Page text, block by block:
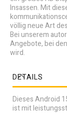
Insassen. Mit
völlig neue Art
Bei unserem
Angebote, bei
wird.
DETAILS
Dieses Android
ist mit